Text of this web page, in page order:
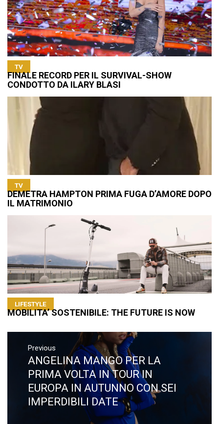
TV
FINALE RECORD PER IL SURVIVAL-SHOW
CONDOTTO DA ILARY BLASI
TV
DEMETRA HAMPTON PRIMA FUGA D’AMORE DOPO
IL MATRIMONIO
LIFESTYLE
MOBILITA’ SOSTENIBILE: THE FUTURE IS NOW
Navigazione
articoli
Previous
Previous
post:
ANGELINA MANGO PER LA
PRIMA VOLTA IN TOUR IN
EUROPA IN AUTUNNO CON SEI
IMPERDIBILI DATE